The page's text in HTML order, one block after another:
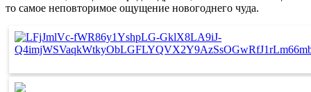
то самое неповторимое ощущение новогоднего чуда.